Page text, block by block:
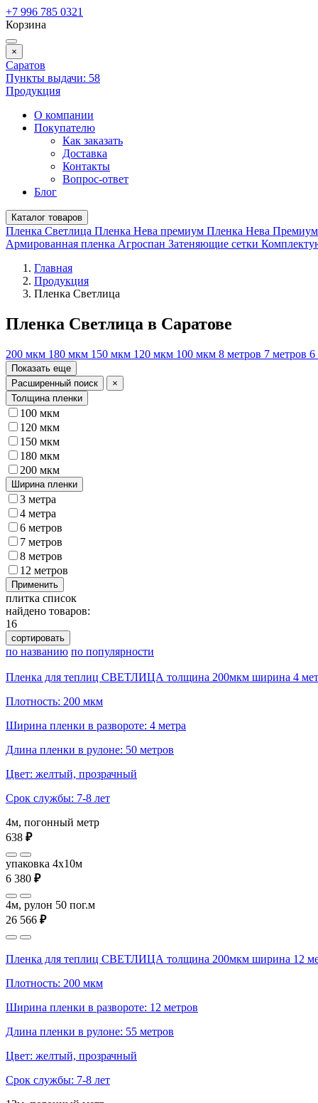
+7 996 785 0321
Корзина
×
Саратов
Пункты выдачи: 58
Продукция
О компании
Покупателю
Как заказать
Доставка
Контакты
Вопрос-ответ
Блог
Каталог товаров
Пленка Светлица Пленка Нева премиум Пленка Нева
Армированная пленка Агроспан Затеняющие сетки
Главная
Продукция
Пленка Светлица
Пленка Светлица в Саратове
200 мкм 180 мкм 150 мкм 120 мкм 100 мкм 8 метров 7 метров 6
Показать еще
Расширенный поиск
×
Толщина пленки
100 мкм
120 мкм
150 мкм
180 мкм
200 мкм
Ширина пленки
3 метра
4 метра
6 метров
7 метров
8 метров
12 метров
Применить
плитка список
найдено товаров:
16
сортировать
по названию по популярности
Пленка для теплиц СВЕТЛИЦА толщина 200мкм ширина 4
Плотность: 200 мкм
Ширина пленки в развороте: 4 метра
Длина пленки в рулоне: 50 метров
Цвет: желтый, прозрачный
Срок службы: 7-8 лет
4м, погонный метр
638 ₽
упаковка 4x10м
6 380 ₽
4м, рулон 50 пог.м
26 566 ₽
Пленка для теплиц СВЕТЛИЦА толщина 200мкм ширина 12
Плотность: 200 мкм
Ширина пленки в развороте: 12 метров
Длина пленки в рулоне: 55 метров
Цвет: желтый, прозрачный
Срок службы: 7-8 лет